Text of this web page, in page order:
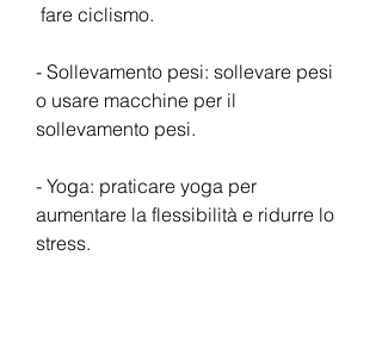
fare ciclismo.
- Sollevamento pesi: sollevare pesi
o usare macchine per il
sollevamento pesi.
- Yoga: praticare yoga per
aumentare la flessibilità e ridurre lo
stress.